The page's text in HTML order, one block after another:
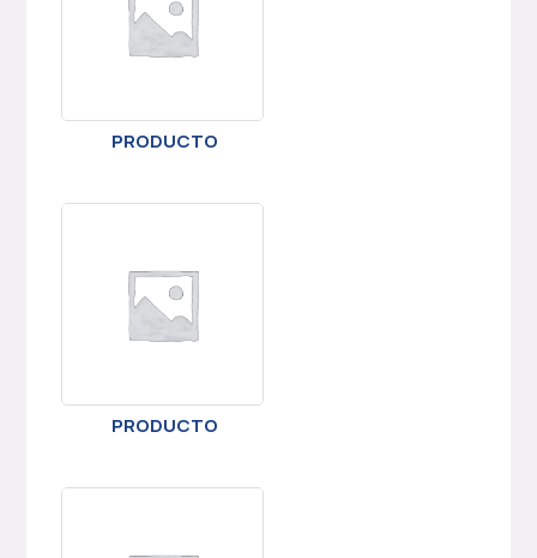
PRODUCTO
PRODUCTO